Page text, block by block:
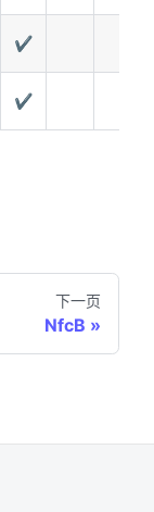
✔️
✔️
下一页
NfcB